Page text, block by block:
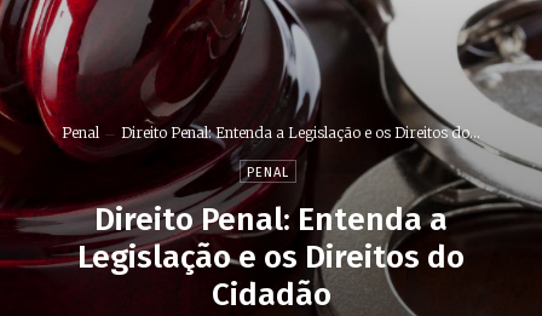
Penal Direito Penal: Entenda a Legislação e os Direitos do...
PENAL
Direito Penal: Entenda a
Legislação e os Direitos do
Cidadão